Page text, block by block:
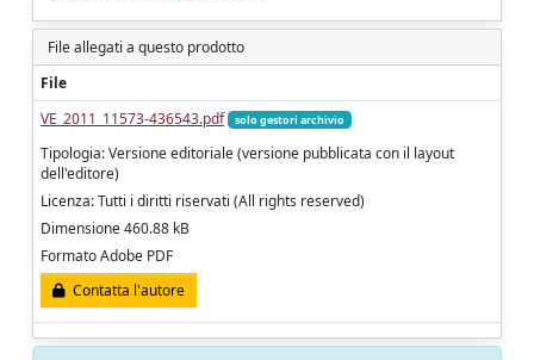
File allegati a questo prodotto
File
VE_2011_11573-436543.pdf
solo gestori archivio
Tipologia: Versione editoriale (versione pubblicata con il layout
dell'editore)
Licenza: Tutti i diritti riservati (All rights reserved)
Dimensione 460.88 kB
Formato Adobe PDF
Contatta l'autore